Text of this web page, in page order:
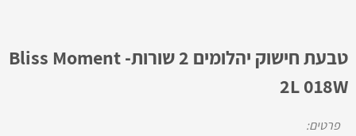
טבעת חישוק יהלומים 2 שורות- Bliss Moment
2L 018W
פרטים: